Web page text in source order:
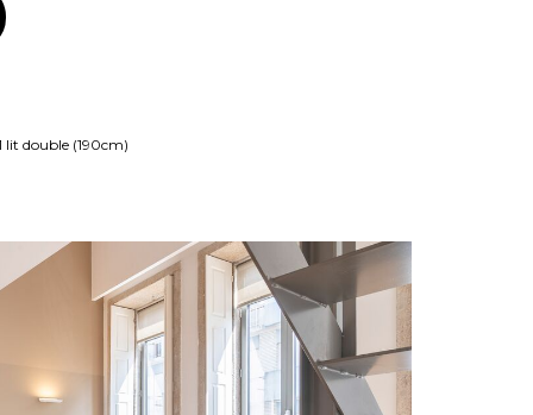
lit double (190cm)